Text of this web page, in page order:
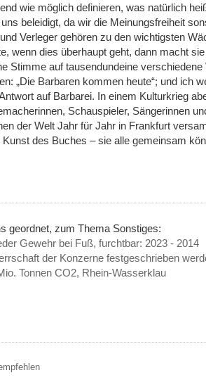
wie möglich definieren, was natürlich
beleidigt, da wir die Meinungsfreiheit
Verleger gehören zu den wichtigsten
wenn dies überhaupt geht, dann macht
Stimme auf tausendundeine verschiedene
„Die Barbaren kommen heute“; und ich
auf Barbarei. In einem Kulturkrieg
Schauspieler, Sängerinnen
der Welt Jahr für Jahr in Frankfurt
des Buches – sie alle gemeinsam
geordnet, zum Thema Sonstiges:
Gewehr bei Fuß, furchtbar: 2023 - 2014
der Konzerne festgeschrieben
Tonnen CO2, Rhein-Wasserklau